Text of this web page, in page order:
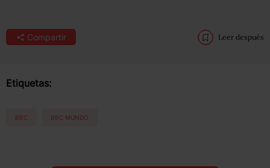
Compartir Leer después
Etiquetas:
BBC BBC MUNDO